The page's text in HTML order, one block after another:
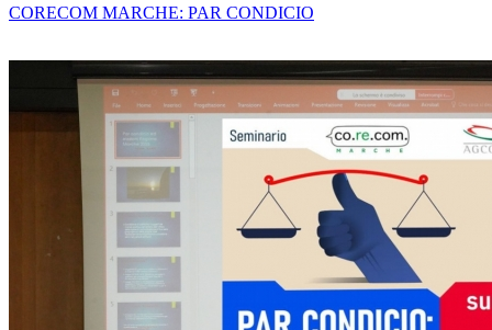
CORECOM MARCHE: PAR CONDICIO